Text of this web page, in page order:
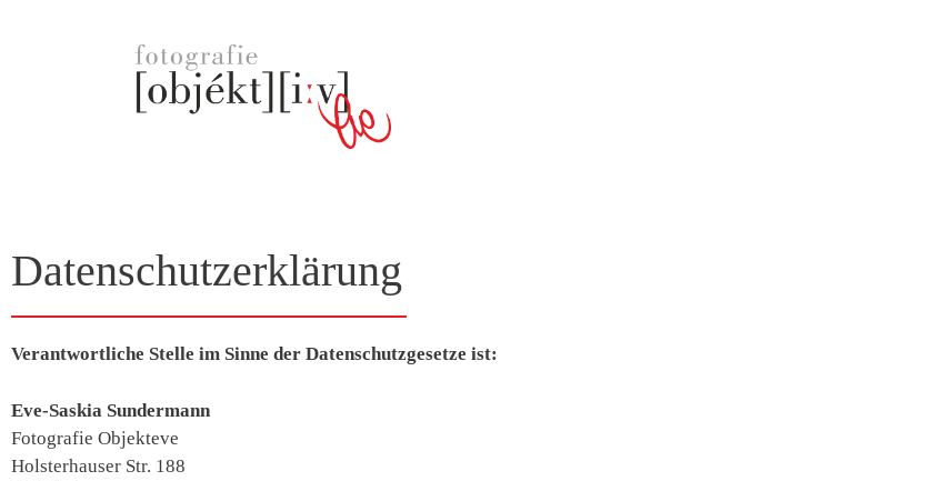
Datenschutzerklärung
Verantwortliche Stelle im Sinne der Datenschutzgesetze ist:
Eve-Saskia Sundermann
Fotografie Objekteve
Holsterhauser Str. 188